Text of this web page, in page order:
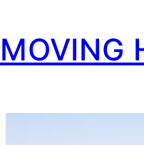
MOVING